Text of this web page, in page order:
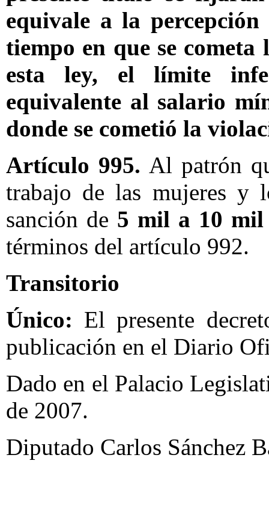
equivale a la
tiempo en que se
esta ley, el límite
equivalente al salario
donde se cometió la
Artículo 995. Al patrón
trabajo de las mujeres y
sanción de 5 mil a 10 mil
términos del artículo 992.
Transitorio
Único: El presente
publicación en el Diario
Dado en el Palacio
de 2007.
Diputado Carlos Sánchez